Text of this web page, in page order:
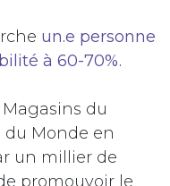
un.e personne
à 60-70%.
du
Monde en
un millier de
promouvoir le